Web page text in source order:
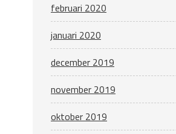
februari 2020
januari 2020
december 2019
november 2019
oktober 2019